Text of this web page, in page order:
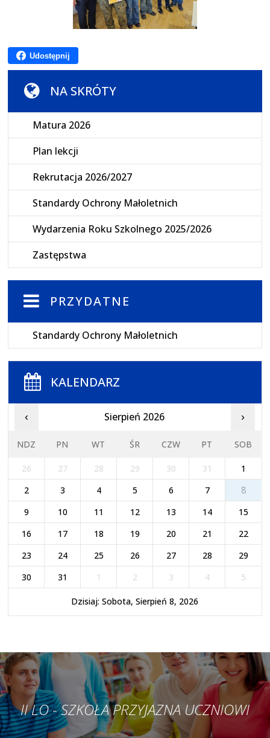
Udostępnij
NA SKRÓTY
Matura 2026
Plan lekcji
Rekrutacja 2026/2027
Standardy Ochrony Małoletnich
Wydarzenia Roku Szkolnego 2025/2026
Zastępstwa
PRZYDATNE
Standardy Ochrony Małoletnich
KALENDARZ
‹ Sierpień 2026 ›
NDZ PN WT ŚR CZW PT SOB
26 27 28 29 30 31
1
2
3 4 5 6 7
8
9
10 11 12 13 14
15
16
17 18 19 20 21
22
23
24 25 26 27 28
29
30
31 1 2 3 4 5
Dzisiaj: Sobota, Sierpień 8, 2026
II LO - SZKOŁA PRZYJAZNA UCZNIOWI